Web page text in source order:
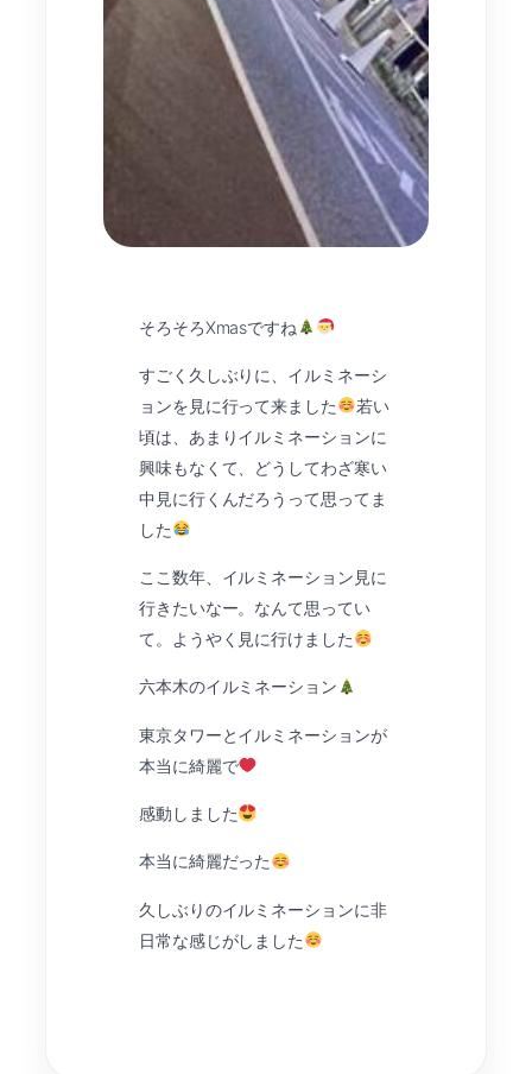
そろそろXmasですね
すごく久しぶりに、イルミネーシ
ョンを見に行って来ました
若い
頃は、あまりイルミネーションに
興味もなくて、どうしてわざ寒い
中見に行くんだろうって思ってま
した
ここ数年、イルミネーション見に
行きたいなー。なんて思ってい
て。ようやく見に行けました
六本木のイルミネーション
東京タワーとイルミネーションが
本当に綺麗で
感動しました
本当に綺麗だった
久しぶりのイルミネーションに非
日常な感じがしました